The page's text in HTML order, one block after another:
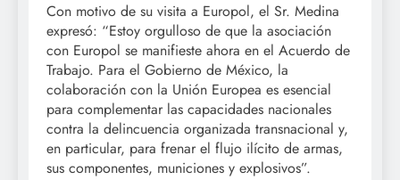
Con motivo de su visita a Europol, el Sr. Medina
expresó: “Estoy orgulloso de que la asociación
con Europol se manifieste ahora en el Acuerdo de
Trabajo. Para el Gobierno de México, la
colaboración con la Unión Europea es esencial
para complementar las capacidades nacionales
contra la delincuencia organizada transnacional y,
en particular, para frenar el flujo ilícito de armas,
sus componentes, municiones y explosivos”.